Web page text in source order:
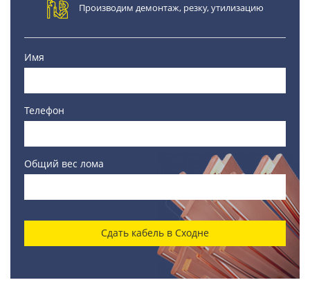
Производим демонтаж, резку, утилизацию
Имя
Телефон
Общий вес лома
Сдать кабель в Сходне